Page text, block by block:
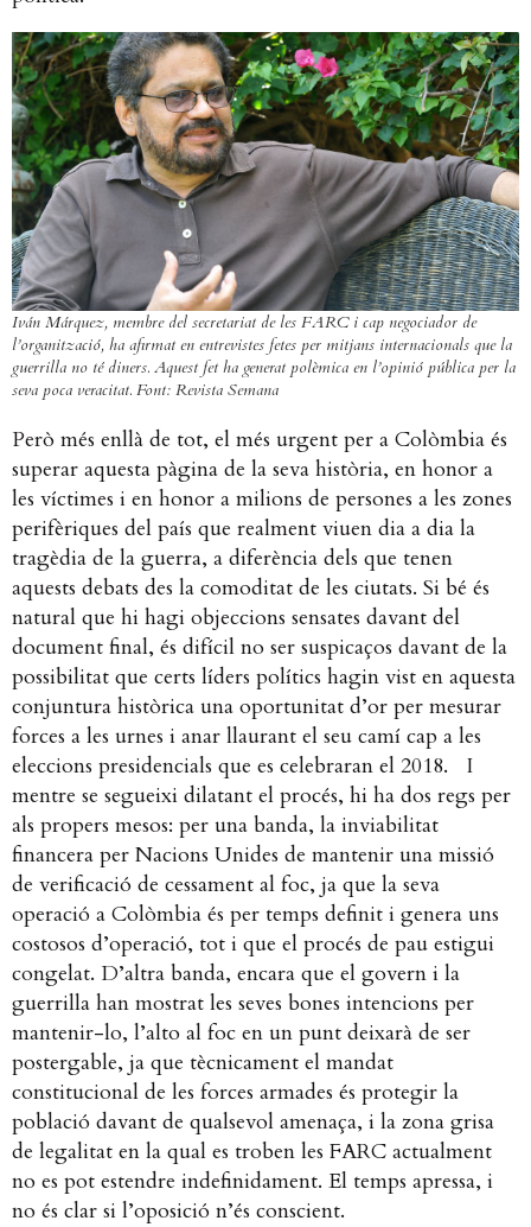
Iván Márquez, membre del secretariat de les FARC i cap negociador de
l’organització, ha afirmat en entrevistes fetes per mitjans internacionals que la
guerrilla no té diners. Aquest fet ha generat polèmica en l’opinió pública per la
seva poca veracitat. Font: Revista Semana
Però més enllà de tot, el més urgent per a Colòmbia és
superar aquesta pàgina de la seva història, en honor a
les víctimes i en honor a milions de persones a les zones
perifèriques del país que realment viuen dia a dia la
tragèdia de la guerra, a diferència dels que tenen
aquests debats des la comoditat de les ciutats. Si bé és
natural que hi hagi objeccions sensates davant del
document final, és difícil no ser suspicaços davant de la
possibilitat que certs líders polítics hagin vist en aquesta
conjuntura històrica una oportunitat d’or per mesurar
forces a les urnes i anar llaurant el seu camí cap a les
eleccions presidencials que es celebraran el 2018.
I
mentre se segueixi dilatant el procés, hi ha dos regs per
als propers mesos: per una banda, la inviabilitat
financera per Nacions Unides de mantenir una missió
de verificació de cessament al foc, ja que la seva
operació a Colòmbia és per temps definit i genera uns
costosos d’operació, tot i que el procés de pau estigui
congelat. D’altra banda, encara que el govern i la
guerrilla han mostrat les seves bones intencions per
mantenir-lo, l’alto al foc en un punt deixarà de ser
postergable, ja que tècnicament el mandat
constitucional de les forces armades és protegir la
població davant de qualsevol amenaça, i la zona grisa
de legalitat en la qual es troben les FARC actualment
no es pot estendre indefinidament. El temps apressa, i
no és clar si l’oposició n’és conscient.